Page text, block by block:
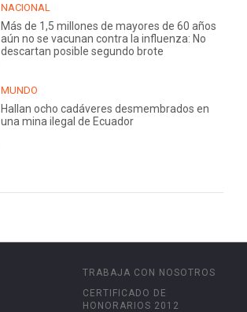
NACIONAL
Más de 1,5 millones de mayores de 60 años
aún no se vacunan contra la influenza: No
descartan posible segundo brote
MUNDO
Hallan ocho cadáveres desmembrados en
una mina ilegal de Ecuador
TRABAJA CON NOSOTROS
CERTIFICADO DE
HONORARIOS 2012